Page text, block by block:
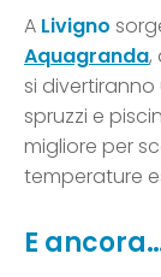
A Livigno
Aquagranda,
si
spruzzi e
migliore per
temperature
E